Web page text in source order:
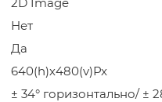
Нет
Да
640(h)х480(v)Px
± 34° горизонтально/ ±